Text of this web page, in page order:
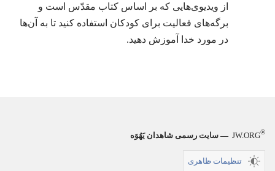
از ویدیوی‌هایی که بر اساس کتاب مقدّس است و
برگه‌های فعالیت برای کودکان استفاده کنید تا به آن‌ها
در مورد خدا آموزش دهید.‏
JW.ORG® — سایت رسمی شاهدان یَهُوَه
تنظیمات ظاهری